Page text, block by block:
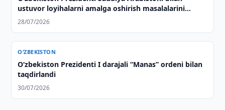
ustuvor loyihalarni amalga oshirish masalalarini
muhokama qildi
28/07/2026
O‘ZBEKISTON
Oʻzbekiston Prezidenti I darajali “Manas” ordeni bilan
taqdirlandi
30/07/2026